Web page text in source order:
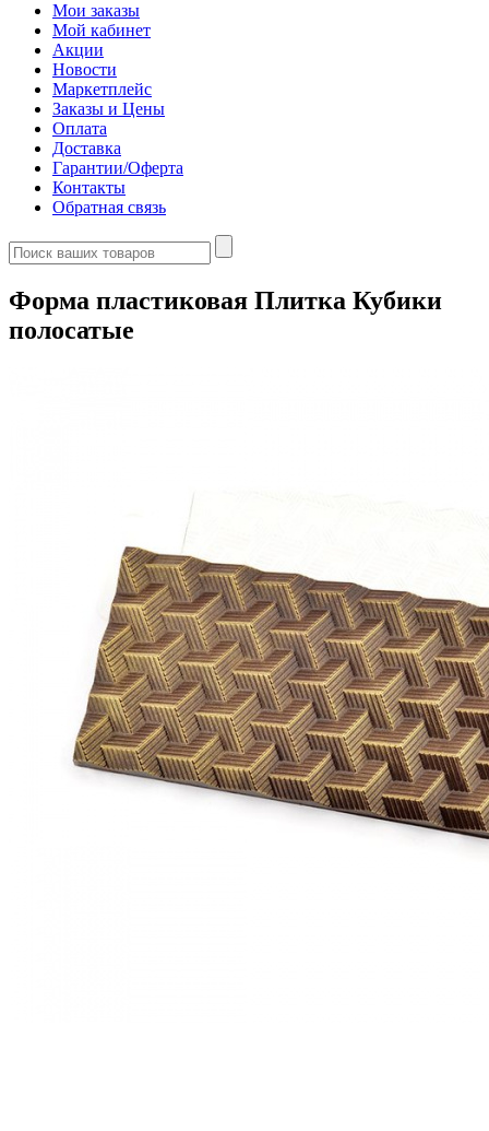
Мои заказы
Мой кабинет
Акции
Новости
Маркетплейс
Заказы и Цены
Оплата
Доставка
Гарантии/Оферта
Контакты
Обратная связь
Форма пластиковая Плитка Кубики
полосатые